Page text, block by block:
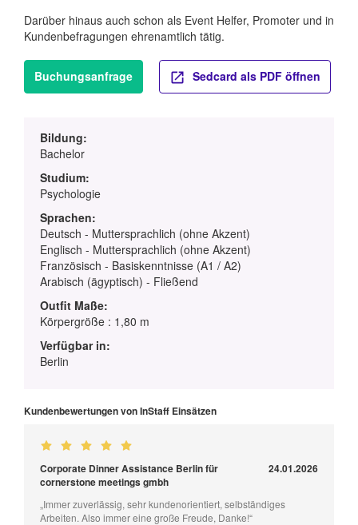
Darüber hinaus auch schon als Event Helfer, Promoter und in
Kundenbefragungen ehrenamtlich tätig.
Buchungsanfrage Sedcard als PDF öffnen
Bildung:
Bachelor
Studium:
Psychologie
Sprachen:
Deutsch - Muttersprachlich (ohne Akzent)
Englisch - Muttersprachlich (ohne Akzent)
Französisch - Basiskenntnisse (A1 / A2)
Arabisch (ägyptisch) - Fließend
Outfit Maße:
Körpergröße : 1,80 m
Verfügbar in:
Berlin
Kundenbewertungen von InStaff Einsätzen
Corporate Dinner Assistance Berlin für
cornerstone meetings gmbh
24.01.2026
„Immer zuverlässig, sehr kundenorientiert, selbständiges
Arbeiten. Also immer eine große Freude, Danke!“